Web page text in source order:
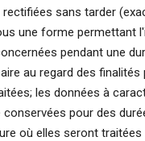
sans tarder
une forme permettant
pendant une
au regard des finalités
les données à
conservées pour des
où elles seront